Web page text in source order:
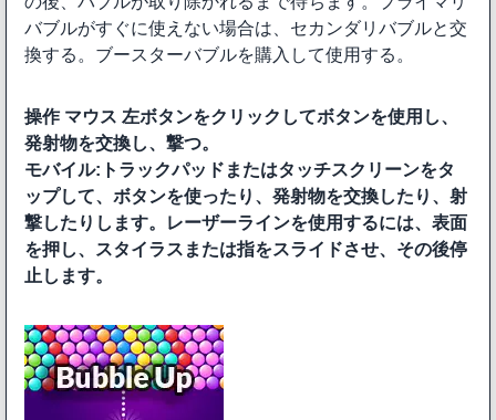
バブルがすぐに使えない場合は、セカンダリバブルと交
換する。ブースターバブルを購入して使用する。
操作 マウス 左ボタンをクリックしてボタンを使用し、
発射物を交換し、撃つ。
モバイル: トラックパッドまたはタッチスクリーンをタ
ップして、ボタンを使ったり、発射物を交換したり、射
撃したりします。レーザーラインを使用するには、表面
を押し、スタイラスまたは指をスライドさせ、その後停
止します。